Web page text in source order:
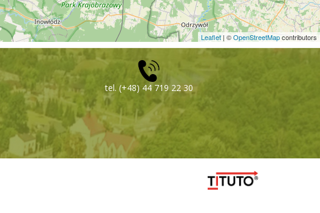
Leaflet| ©OpenStreetMapcontributors
tel. (+48) 44 719 22 30